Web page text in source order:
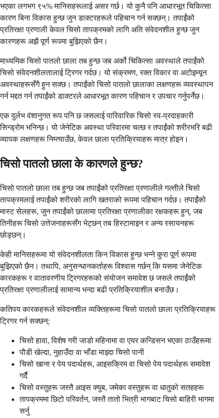
भएका लगभग ९५% मानिसहरूलाई असर गर्छ। यो कुनै पनि आधारभूत चिकित्सा
कारण बिना विकास हुन्छ जुन डाक्टरहरूले पहिचान गर्न सक्छन्। तपाईंको
प्रतिरक्षा प्रणाली केवल चिसो तापक्रमको लागि अति संवेदनशील हुन्छ जुन
कारणहरू अझै पूर्ण रूपमा बुझिएको छैन।
माध्यमिक चिसो पातलो छाला तब हुन्छ जब अर्को चिकित्सा अवस्थाले तपाईंको
चिसो संवेदनशीलतालाई ट्रिगर गर्दछ। यो संक्रमण, रक्त विकार वा अटोइम्यून
अवस्थाहरूसँगै हुन सक्छ। तपाईंको चिसो पातलो छालाका लक्षणहरू व्यवस्थापन
गर्न मद्दत गर्न तपाईंको डाक्टरले आधारभूत कारण पहिचान र उपचार गर्नुपर्नेछ।
एक दुर्लभ वंशानुगत रूप पनि छ जसलाई पारिवारिक चिसो स्व-प्रदाहकारी
सिन्ड्रोम भनिन्छ। यो जेनेटिक अवस्था परिवारमा चल्छ र तपाईंको शरीरभरि बढी
व्यापक लक्षणहरू निम्त्याउँछ, केवल छाला प्रतिक्रियाहरू मात्र होइन।
चिसो पातलो छाला के कारणले हुन्छ?
चिसो पातलो छाला तब हुन्छ जब तपाईंको प्रतिरक्षा प्रणालीले गल्तीले चिसो
तापक्रमलाई तपाईंको शरीरको लागि खतराको रूपमा पहिचान गर्दछ। तपाईंको
मास्ट सेलहरू, जुन तपाईंको छालामा प्रतिरक्षा प्रणालीका रक्षकहरू हुन्, जब
तिनीहरू चिसो उत्तेजनाहरूसँग भेट्छन् तब हिस्टामाइन र अन्य रसायनहरू
छोड्छन्।
केही मानिसहरूमा यो संवेदनशीलता किन विकास हुन्छ भन्ने कुरा पूर्ण रूपमा
बुझिएको छैन। तथापि, अनुसन्धानकर्ताहरू विश्वास गर्छन् कि यसमा जेनेटिक
कारकहरू र वातावरणीय ट्रिगरहरूको संयोजन समावेश छ जसले तपाईंको
प्रतिरक्षा प्रणालीलाई सामान्य भन्दा बढी प्रतिक्रियाशील बनाउँछ।
कतिपय कारकहरूले संवेदनशील व्यक्तिहरूमा चिसो पातलो छाला प्रतिक्रियाहरू
ट्रिगर गर्न सक्छन्:
चिसो हावा, विशेष गरी जाडो महिनामा वा एयर कन्डिसन भएका ठाउँहरूमा
पौडी खेल्दा, नुहाउँदा वा भाँडा माझ्दा चिसो पानी
चिसो खाना र पेय पदार्थहरू, आइसक्रिम वा चिसो पेय पदार्थहरू समावेश
गर्दै
चिसो वस्तुहरू जस्तै आइस क्युब, जमेका वस्तुहरू वा धातुको सतहहरू
तापक्रममा छिटो परिवर्तन, जस्तै तातो भित्री भागबाट चिसो बाहिरी भागमा
सर्नु